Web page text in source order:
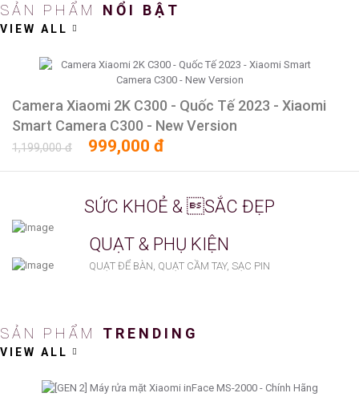
SẢN PHẨM NỔI BẬT
VIEW ALL
Camera Xiaomi 2K C300 - Quốc Tế 2023 - Xiaomi
Smart Camera C300 - New Version
1,199,000 đ 999,000 đ
SỨC KHOẺ & SẮC ĐẸP
QUẠT & PHỤ KIỆN
QUẠT ĐỂ BÀN, QUẠT CẦM TAY, SẠC PIN
SẢN PHẨM TRENDING
VIEW ALL